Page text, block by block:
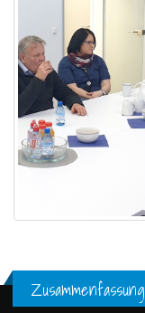
Zusammenfassung